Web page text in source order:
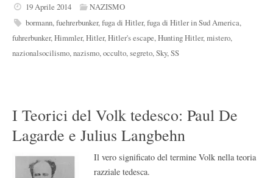
19 Aprile 2014
NAZISMO
bormann,fuehrerbunker,fuga di Hitler,fuga di Hitler in Sud America,
fuhrerbunker,Himmler,Hitler,Hitler's escape,Hunting Hitler,mistero,
nazionalsocilismo,nazismo,occulto,segreto,Sky,SS
I Teorici del Volk tedesco: Paul De
Lagarde e Julius Langbehn
Il vero significato del termine Volk nella teoria
razziale tedesca.